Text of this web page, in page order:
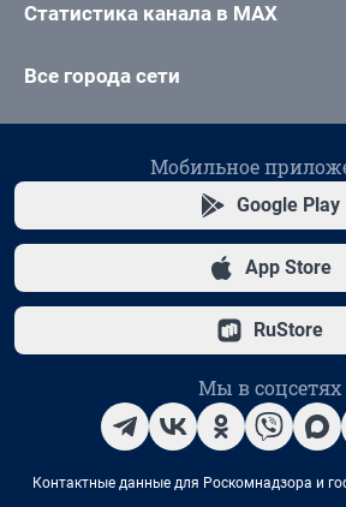
Статистика канала в MAX
Все города сети
Мобильное
Google Play
App Store
RuStore
Мы в соцсетях
Контактные данные для Роскомнадзора и